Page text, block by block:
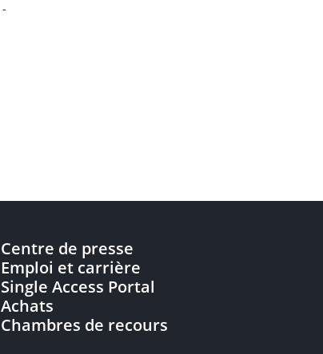
-
Centre de presse
Emploi et carrière
Single Access Portal
Achats
Chambres de recours